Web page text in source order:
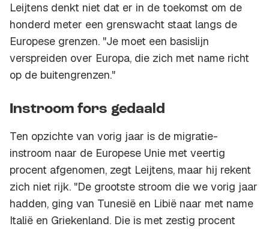
Leijtens denkt niet dat er in de toekomst om de
honderd meter een grenswacht staat langs de
Europese grenzen. "Je moet een basislijn
verspreiden over Europa, die zich met name richt
op de buitengrenzen."
Instroom fors gedaald
Ten opzichte van vorig jaar is de migratie-
instroom naar de Europese Unie met veertig
procent afgenomen, zegt Leijtens, maar hij rekent
zich niet rijk. "De grootste stroom die we vorig jaar
hadden, ging van Tunesië en Libië naar met name
Italië en Griekenland. Die is met zestig procent